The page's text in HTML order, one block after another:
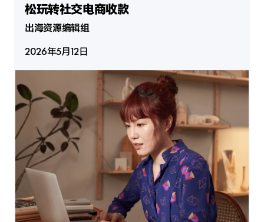
松玩转社交电商收款
出海资源编辑组
2026年5月12日